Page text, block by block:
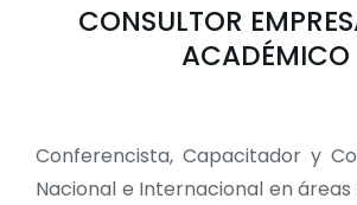
CONSULTOR
ACADÉMICO
Conferencista, Capacitador y
Nacional e Internacional en